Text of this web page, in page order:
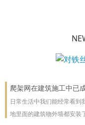
爬架网在建筑施工中已
日常生活中我们能经常看
地里面的建筑物外墙都安装